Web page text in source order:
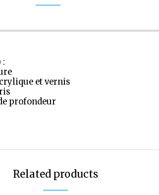
:
et vernis
profondeur
Related products